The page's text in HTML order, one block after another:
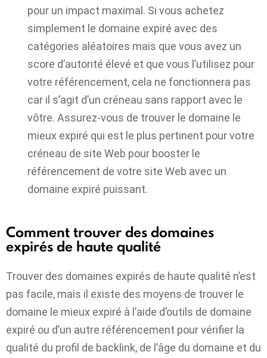
pour un impact maximal. Si vous achetez
simplement le domaine expiré avec des
catégories aléatoires mais que vous avez un
score d’autorité élevé et que vous l’utilisez pour
votre référencement, cela ne fonctionnera pas
car il s’agit d’un créneau sans rapport avec le
vôtre. Assurez-vous de trouver le domaine le
mieux expiré qui est le plus pertinent pour votre
créneau de site Web pour booster le
référencement de votre site Web avec un
domaine expiré puissant.
Comment trouver des domaines
expirés de haute qualité
Trouver des domaines expirés de haute qualité n’est
pas facile, mais il existe des moyens de trouver le
domaine le mieux expiré à l’aide d’outils de domaine
expiré ou d’un autre référencement pour vérifier la
qualité du profil de backlink, de l’âge du domaine et du